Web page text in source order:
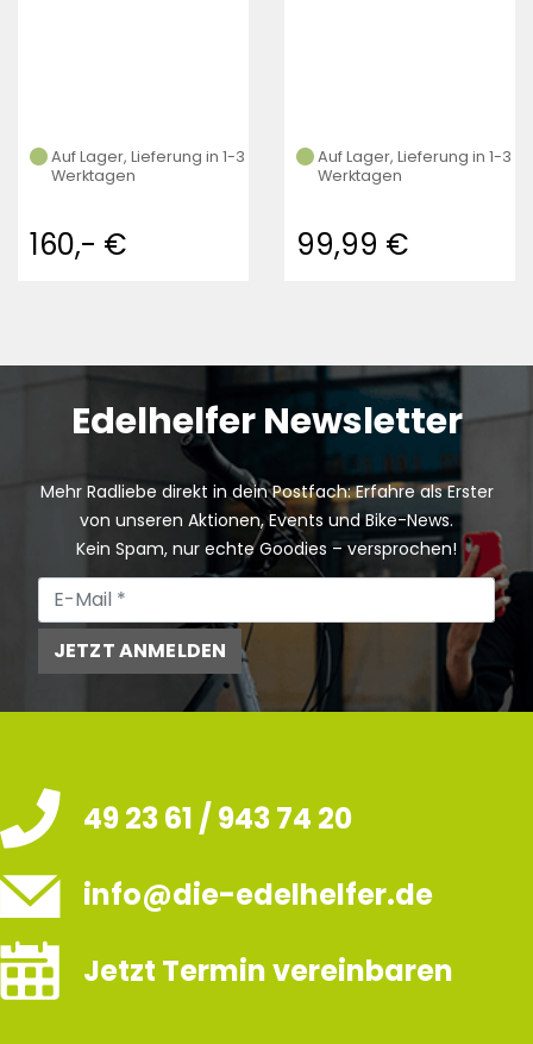
Auf Lager, Lieferung in 1-3
Werktagen
160,- €
Auf Lager, Lieferung in 1-3
Werktagen
99,99 €
Edelhelfer Newsletter
Mehr Radliebe direkt in dein Postfach: Erfahre als Erster
von unseren Aktionen, Events und Bike-News.
Kein Spam, nur echte Goodies – versprochen!
JETZT ANMELDEN
49 23 61 / 943 74 20
info@die-edelhelfer.de
Jetzt Termin vereinbaren